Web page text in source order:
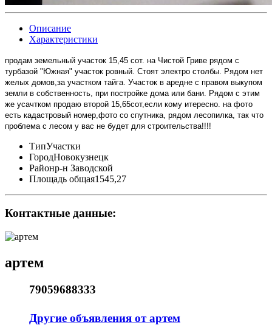
Описание
Характеристики
продам земельный участок 15,45 сот. на Чистой Гриве рядом с
турбазой "Южная" участок ровный. Стоят электро столбы. Рядом нет
желых домов,за участком тайга. Участок в аредне с правом выкупом
земли в собственность, при постройке дома или бани. Рядом с этим
же усачтком продаю второй 15,65сот,если кому итересно. на фото
есть кадастровый номер,фото со спутника, рядом лесопилка, так что
проблема с лесом у вас не будет для строительства!!!!
ТипУчастки
ГородНовокузнецк
Районр-н Заводской
Площадь общая1545,27
Контактные данные:
артем
79059688333
Другие объявления от артем